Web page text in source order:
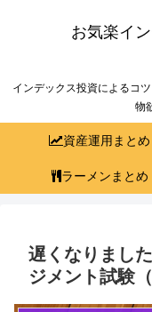
お気楽イ
インデックス投資によるコ
物
資産運用まとめ
ラーメンまとめ
遅くなりまし
ジメント試験